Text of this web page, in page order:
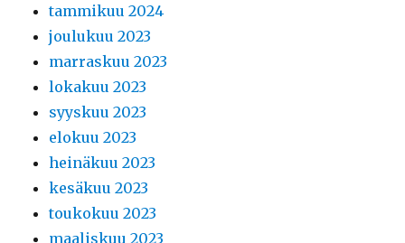
tammikuu 2024
joulukuu 2023
marraskuu 2023
lokakuu 2023
syyskuu 2023
elokuu 2023
heinäkuu 2023
kesäkuu 2023
toukokuu 2023
maaliskuu 2023